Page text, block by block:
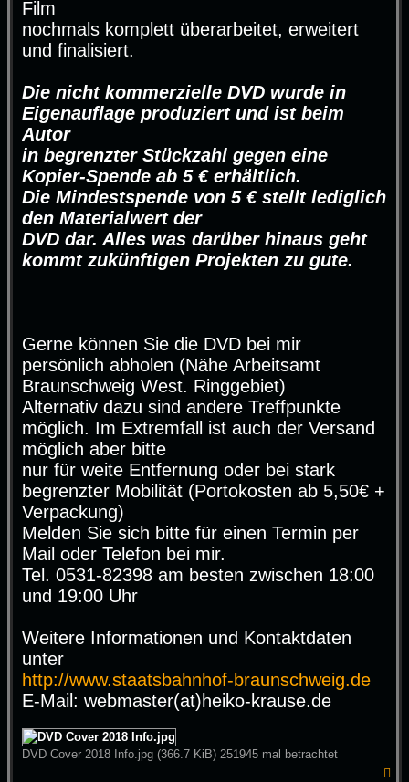
Film
nochmals komplett überarbeitet, erweitert
und finalisiert.
Die nicht kommerzielle DVD wurde in
Eigenauflage produziert und ist beim
Autor
in begrenzter Stückzahl gegen eine
Kopier-Spende ab 5 € erhältlich.
Die Mindestspende von 5 € stellt lediglich
den Materialwert der
DVD dar. Alles was darüber hinaus geht
kommt zukünftigen Projekten zu gute.
Gerne können Sie die DVD bei mir
persönlich abholen (Nähe Arbeitsamt
Braunschweig West. Ringgebiet)
Alternativ dazu sind andere Treffpunkte
möglich. Im Extremfall ist auch der Versand
möglich aber bitte
nur für weite Entfernung oder bei stark
begrenzter Mobilität (Portokosten ab 5,50€ +
Verpackung)
Melden Sie sich bitte für einen Termin per
Mail oder Telefon bei mir.
Tel. 0531-82398 am besten zwischen 18:00
und 19:00 Uhr
Weitere Informationen und Kontaktdaten
unter
http://www.staatsbahnhof-braunschweig.de
E-Mail: webmaster(at)heiko-krause.de
DVD Cover 2018 Info.jpg (366.7 KiB) 251945 mal betrachtet